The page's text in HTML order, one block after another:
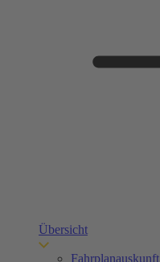
Übersicht
Fahrplanauskunft